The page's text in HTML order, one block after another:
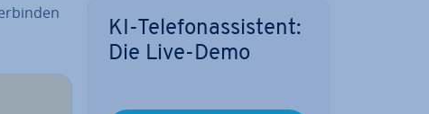
KI-Te­le­fon­as­sis­tent:
Die Live-Demo